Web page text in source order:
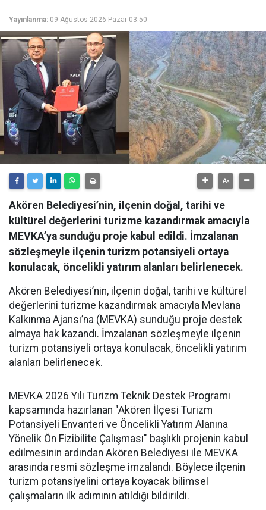
Yayınlanma: 09 Ağustos 2026 Pazar 03:50
Akören Belediyesi’nin, ilçenin doğal, tarihi ve
kültürel değerlerini turizme kazandırmak amacıyla
MEVKA’ya sunduğu proje kabul edildi. İmzalanan
sözleşmeyle ilçenin turizm potansiyeli ortaya
konulacak, öncelikli yatırım alanları belirlenecek.
Akören Belediyesi’nin, ilçenin doğal, tarihi ve kültürel
değerlerini turizme kazandırmak amacıyla Mevlana
Kalkınma Ajansı’na (MEVKA) sunduğu proje destek
almaya hak kazandı. İmzalanan sözleşmeyle ilçenin
turizm potansiyeli ortaya konulacak, öncelikli yatırım
alanları belirlenecek.
MEVKA 2026 Yılı Turizm Teknik Destek Programı
kapsamında hazırlanan "Akören İlçesi Turizm
Potansiyeli Envanteri ve Öncelikli Yatırım Alanına
Yönelik Ön Fizibilite Çalışması" başlıklı projenin kabul
edilmesinin ardından Akören Belediyesi ile MEVKA
arasında resmi sözleşme imzalandı. Böylece ilçenin
turizm potansiyelini ortaya koyacak bilimsel
çalışmaların ilk adımının atıldığı bildirildi.